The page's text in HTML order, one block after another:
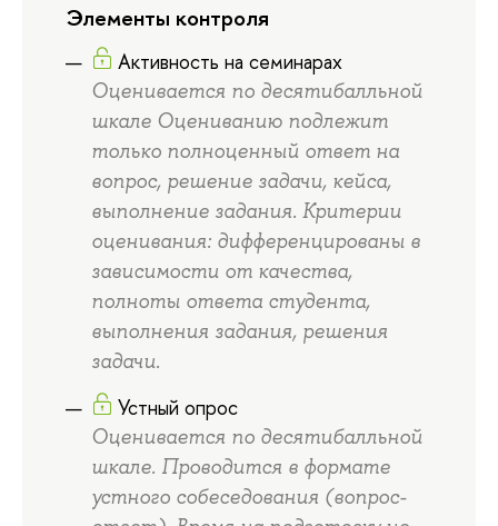
Элементы контроля
Активность на семинарах
Оценивается по десятибалльной
шкале Оцениванию подлежит
только полноценный ответ на
вопрос, решение задачи, кейса,
выполнение задания. Критерии
оценивания: дифференцированы в
зависимости от качества,
полноты ответа студента,
выполнения задания, решения
задачи.
Устный опрос
Оценивается по десятибалльной
шкале. Проводится в формате
устного собеседования (вопрос-